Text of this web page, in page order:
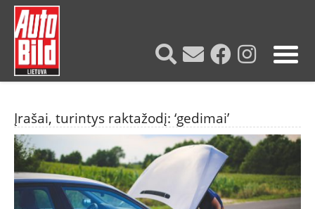
NAUJIENOS
TESTAI
Įrašai, turintys raktažodį: ‘gedimai’